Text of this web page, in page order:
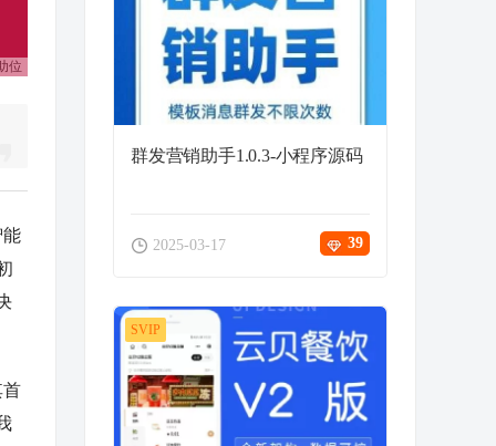
位
能
首
群发营销助手1.0.3-小程序源码
2025-03-17 39
SVIP